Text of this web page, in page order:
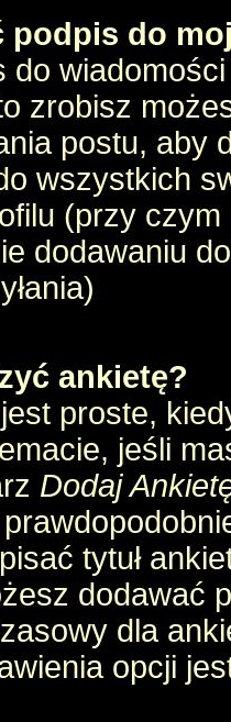
podpis do
do
zrobisz
postu,
wszystkich
(przy
dodawaniu
ankietę?
proste,
jeśli
Dodaj
tytuł
dodawać
dla
opcji